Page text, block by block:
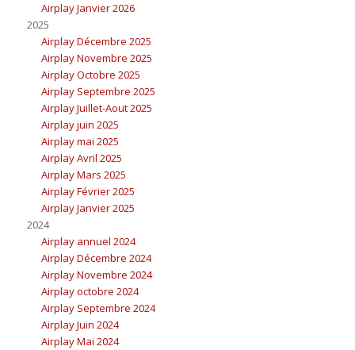
Airplay Janvier 2026
2025
Airplay Décembre 2025
Airplay Novembre 2025
Airplay Octobre 2025
Airplay Septembre 2025
Airplay Juillet-Aout 2025
Airplay juin 2025
Airplay mai 2025
Airplay Avril 2025
Airplay Mars 2025
Airplay Février 2025
Airplay Janvier 2025
2024
Airplay annuel 2024
Airplay Décembre 2024
Airplay Novembre 2024
Airplay octobre 2024
Airplay Septembre 2024
Airplay Juin 2024
Airplay Mai 2024